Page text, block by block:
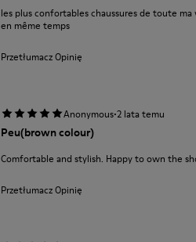
les plus confortables chaussures de toute
en même temps
Przetłumacz Opinię
Anonymous·2 lata temu
Peu(brown colour)
Comfortable and stylish. Happy to own the
Przetłumacz Opinię